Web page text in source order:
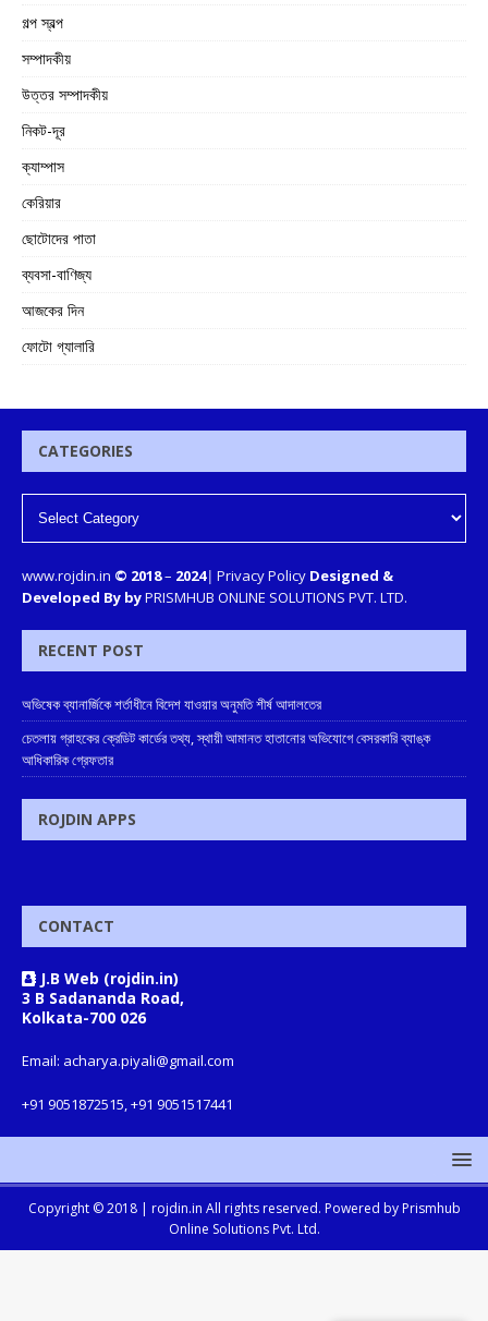
গল্প স্বল্প
সম্পাদকীয়
উত্তর সম্পাদকীয়
নিকট-দূর
ক্যাম্পাস
কেরিয়ার
ছোটোদের পাতা
ব্যবসা-বাণিজ্য
আজকের দিন
ফোটো গ্যালারি
CATEGORIES
www.rojdin.in © 2018– 2024| Privacy Policy Designed &
Developed By byPRISMHUB ONLINE SOLUTIONS PVT. LTD.
RECENT POST
অভিষেক ব্যানার্জিকে শর্তাধীনে বিদেশ যাওয়ার অনুমতি শীর্ষ আদালতের
চেতলায় গ্রাহকের ক্রেডিট কার্ডের তথ্য, স্থায়ী আমানত হাতানোর অভিযোগে বেসরকারি ব্যাঙ্ক
আধিকারিক গ্রেফতার
ROJDIN APPS
CONTACT
J.B Web (rojdin.in)
3 B Sadananda Road,
Kolkata-700 026
Email: acharya.piyali@gmail.com
+91 9051872515, +91 9051517441
Copyright © 2018 | rojdin.in All rights reserved. Powered by Prismhub
Online Solutions Pvt. Ltd.